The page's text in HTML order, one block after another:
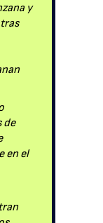
y
de
en el